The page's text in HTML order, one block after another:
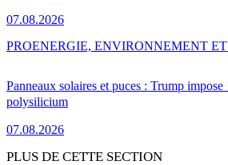
07.08.2026
Panneaux solaires et puces : Trump impose
polysilicium
07.08.2026
PROENERGIE, ENVIRONNEMENT
PLUS DE CETTE SECTION